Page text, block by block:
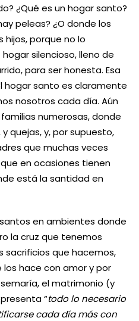
¿Qué es un hogar santo?
peleas? ¿O donde los
hijos, porque no lo
silencioso, lleno de
para ser honesta. Esa
santo es claramente
nosotros cada día. Aún
numerosas, donde
quejas, y, por supuesto,
que muchas veces
en ocasiones tienen
está la santidad en
en ambientes donde
la cruz que tenemos
sacrificios que hacemos,
hace con amor y por
el matrimonio (y
“todo lo necesario
cada día más con